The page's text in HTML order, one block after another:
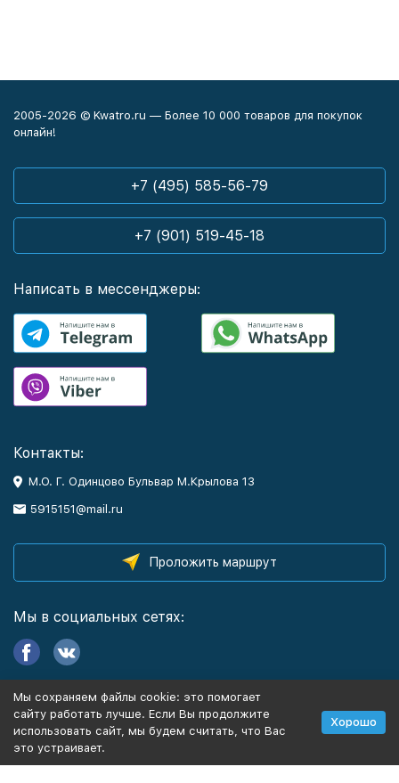
2005-2026 © Kwatro.ru — Более 10 000 товаров для покупок
онлайн!
+7 (495) 585-56-79
+7 (901) 519-45-18
Написать в мессенджеры:
Контакты:
М.О. Г. Одинцово Бульвар М.Крылова 13
5915151@mail.ru
Проложить маршрут
Мы в социальных сетях:
Информация
Политика персональных данных
Мы сохраняем файлы cookie: это помогает
сайту работать лучше. Если Вы продолжите
использовать сайт, мы будем считать, что Вас
это устраивает.
Хорошо